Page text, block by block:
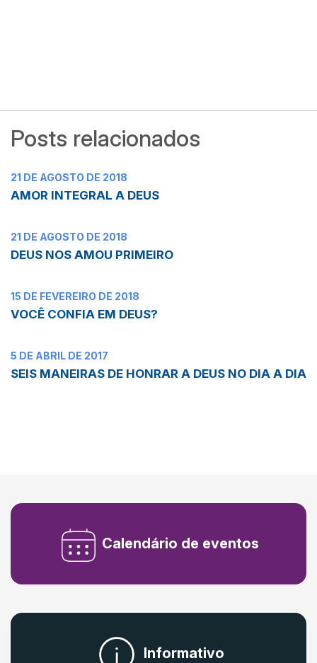
Posts relacionados
21 DE AGOSTO DE 2018
AMOR INTEGRAL A DEUS
21 DE AGOSTO DE 2018
DEUS NOS AMOU PRIMEIRO
15 DE FEVEREIRO DE 2018
VOCÊ CONFIA EM DEUS?
5 DE ABRIL DE 2017
SEIS MANEIRAS DE HONRAR A DEUS NO DIA A DIA
Calendário de eventos
Informativo